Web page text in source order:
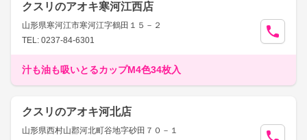
クスリのアオキ寒河江西店
山形県寒河江市寒河江字鶴田１５－２
TEL: 0237-84-6301
汁も油も吸いとるカップM4色34枚入
クスリのアオキ河北店
山形県西村山郡河北町谷地字砂田７０－１